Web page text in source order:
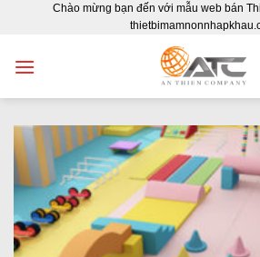
Chào mừng bạn đến với mẫu web bán